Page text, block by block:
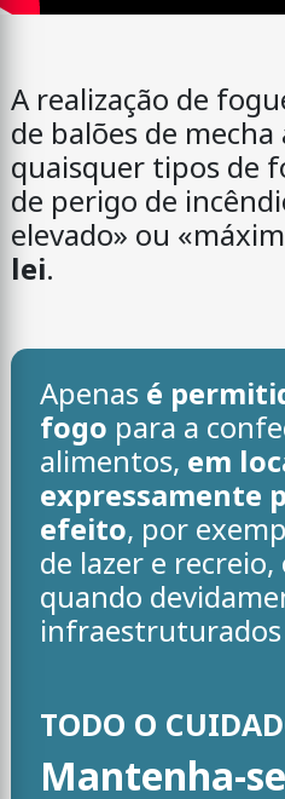
A realização de
de balões de mecha
quaisquer tipos de
de perigo de
elevado» ou
lei.
Apenas é
fogo para a
alimentos, em
expressamente
efeito, por
de lazer e
quando
TODO O
Mantenha-